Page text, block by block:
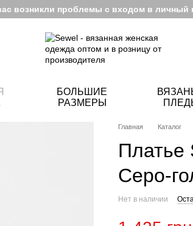
возникли проблемы с входом в личный
БОЛЬШИЕ
РАЗМЕРЫ
Главная Каталог
Платье
Серо-
Нет в наличии